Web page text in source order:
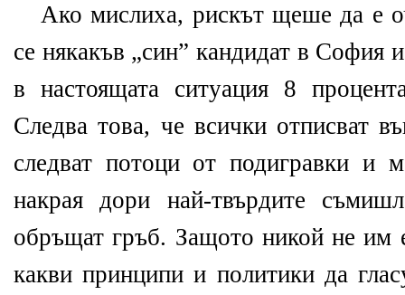
Ако мислиха, рискът щеше да е
се някакъв „син” кандидат в София
в настоящата ситуация 8
Следва това, че всички отписват
следват потоци от подигравки и
накрая дори най-твърдите
обръщат гръб. Защото никой не им
какви принципи и политики да